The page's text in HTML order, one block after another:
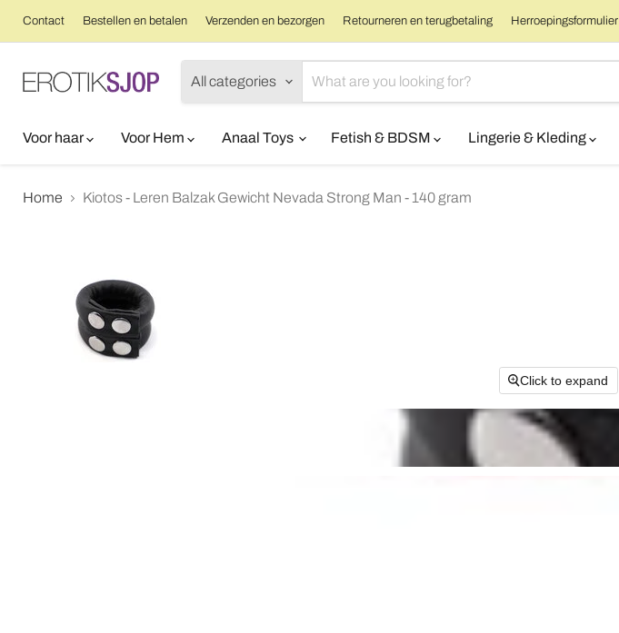
Contact Bestellen en betalen Verzenden en bezorgen Retourneren en terugbetaling Herroepingsformulier
All categories
Voor haar
Voor Hem Anaal Toys Fetish & BDSM Lingerie & Kleding
Home Kiotos - Leren Balzak Gewicht Nevada Strong Man - 140 gram
Click to expand